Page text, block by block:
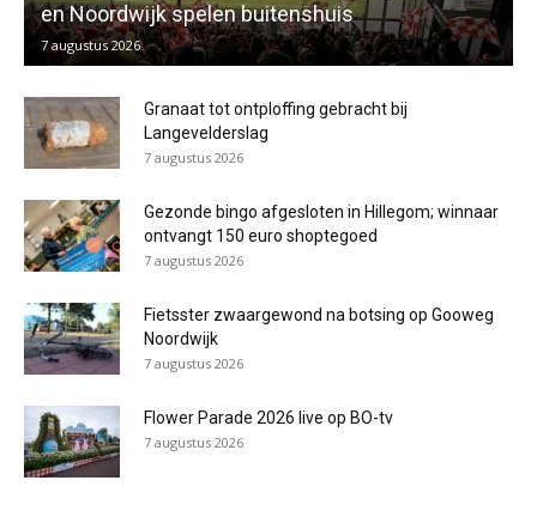
en Noordwijk spelen buitenshuis
7 augustus 2026
Granaat tot ontploffing gebracht bij
Langevelderslag
7 augustus 2026
Gezonde bingo afgesloten in Hillegom; winnaar
ontvangt 150 euro shoptegoed
7 augustus 2026
Fietsster zwaargewond na botsing op Gooweg
Noordwijk
7 augustus 2026
Flower Parade 2026 live op BO-tv
7 augustus 2026